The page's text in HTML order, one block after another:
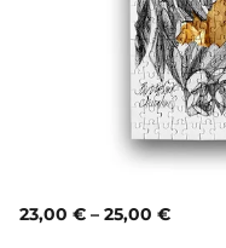
23,00 € – 25,00 €